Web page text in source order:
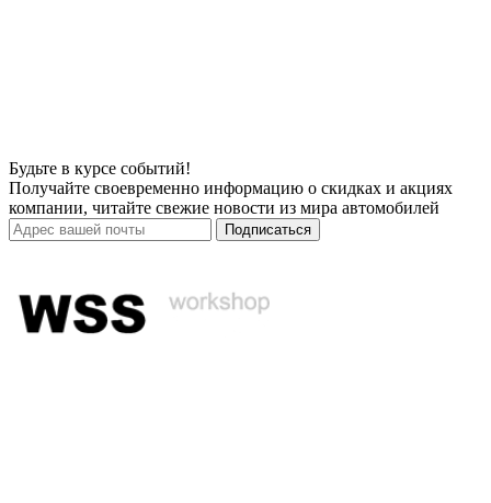
Будьте в курсе событий!
Получайте своевременно информацию о скидках и акциях
компании, читайте свежие новости из мира автомобилей
Подписаться